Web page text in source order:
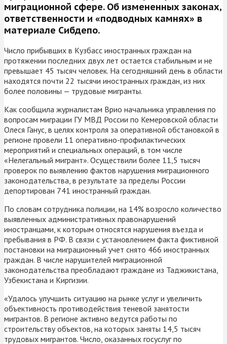
миграционной сфере. Об измененных законах,
ответственности и «подводных камнях» в
материале Сибдепо.
Число прибывших в Кузбасс иностранных граждан на
протяжении последних двух лет остается стабильным и не
превышает 45 тысяч человек. На сегодняшний день в области
находятся почти 22 тысячи иностранных граждан, из них
более половины — трудовые мигранты.
Как сообщила журналистам Врио начальника управления по
вопросам миграции ГУ МВД России по Кемеровской области
Олеся Ганус, в целях контроля за оперативной обстановкой в
регионе провели 11 оперативно-профилактических
мероприятий и специальных операций, в том числе
«Нелегальный мигрант». Осуществили более 11,5 тысяч
проверок по выявлению фактов нарушения миграционного
законодательства, в результате за пределы России
депортирован 741 иностранный граждан.
По словам сотрудника полиции, на 14% возросло количество
выявленных административных правонарушений
иностранцами, к которым относятся нарушения въезда и
пребывания в РФ. В связи с установлением факта фиктивной
постановки на миграционный учет снято 466 иностранных
граждан. В числе нарушителей миграционной
законодательства преобладают граждане из Таджикистана,
Узбекистана и Киргизии.
«Удалось улучшить ситуацию на рынке услуг и увеличить
объективность противодействия теневой занятости
мигрантов. В регионе активно ведутся работы по
строительству объектов, на которых заняты 14,5 тысяч
трудовых мигрантов. Число, оказанных госуслуг по